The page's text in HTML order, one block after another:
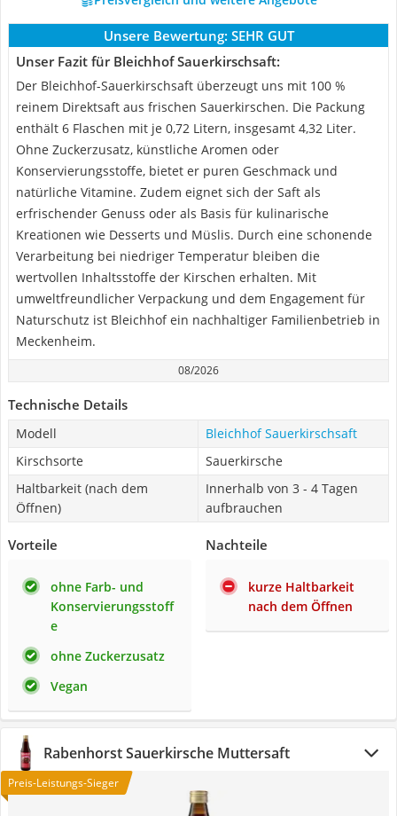
Unsere Bewertung: SEHR GUT
Unser Fazit für Bleichhof Sauerkirschsaft:
Der Bleichhof-Sauerkirschsaft überzeugt uns mit 100 %
reinem Direktsaft aus frischen Sauerkirschen. Die Packung
enthält 6 Flaschen mit je 0,72 Litern, insgesamt 4,32 Liter.
Ohne Zuckerzusatz, künstliche Aromen oder
Konservierungsstoffe, bietet er puren Geschmack und
natürliche Vitamine. Zudem eignet sich der Saft als
erfrischender Genuss oder als Basis für kulinarische
Kreationen wie Desserts und Müslis. Durch eine schonende
Verarbeitung bei niedriger Temperatur bleiben die
wertvollen Inhaltsstoffe der Kirschen erhalten. Mit
umweltfreundlicher Verpackung und dem Engagement für
Naturschutz ist Bleichhof ein nachhaltiger Familienbetrieb in
Meckenheim.
08/2026
Technische Details
Modell
Bleichhof Sauerkirschsaft
Kirschsorte
Sauerkirsche
Haltbarkeit (nach dem
Öffnen)
Innerhalb von 3 - 4 Tagen
aufbrauchen
Vorteile
ohne Farb- und
Konservierungsstoff
e
ohne Zuckerzusatz
Vegan
Nachteile
kurze Haltbarkeit
nach dem Öffnen
Rabenhorst Sauerkirsche Muttersaft
Preis-Leistungs-Sieger